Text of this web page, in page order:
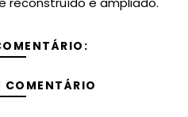
COMENTÁRIO